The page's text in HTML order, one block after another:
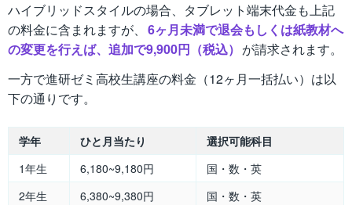
ハイブリッドスタイルの場合、タブレット端末代金も上記
の料金に含まれますが、 6ヶ月未満で退会もしくは紙教材へ
の変更を行えば、追加で9,900円（税込） が請求されます。
一方で進研ゼミ高校生講座の料金（12ヶ月一括払い）は以
下の通りです。
学年 ひと月当たり
選択可能科目
1年生
6,180~9,180円
国・数・英
2年生
6,380~9,380円
国・数・英